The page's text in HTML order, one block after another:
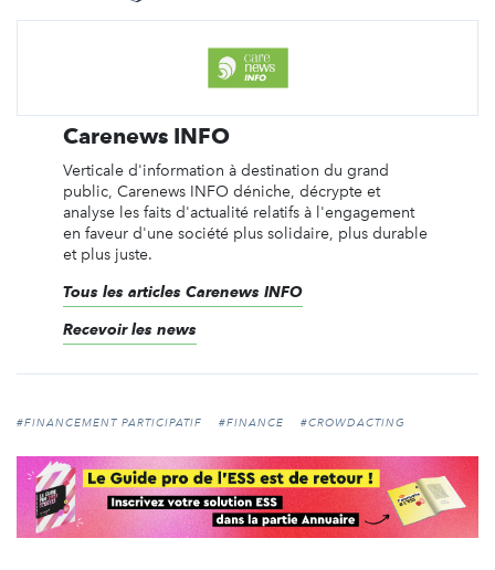
Carenews INFO
Verticale d'information à destination du grand
public, Carenews INFO déniche, décrypte et
analyse les faits d'actualité relatifs à l'engagement
en faveur d'une société plus solidaire, plus durable
et plus juste.
Tous les articles Carenews INFO
Recevoir les news
#FINANCEMENT PARTICIPATIF #FINANCE #CROWDACTING